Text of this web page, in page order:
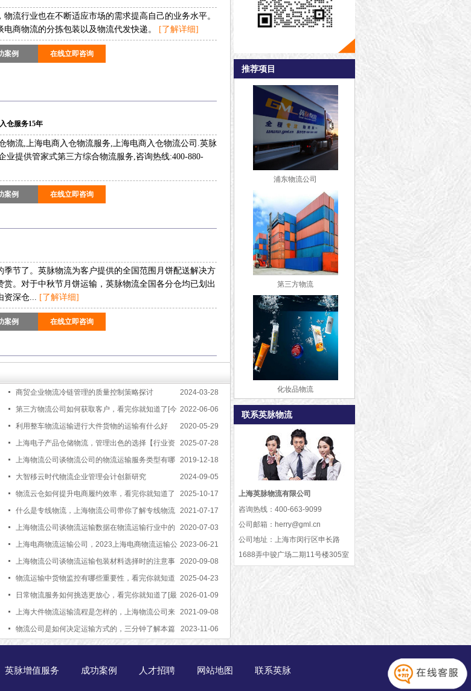
流行业也在不断适应市场的需求提高自己的业务水平。
商物流的分拣包装以及物流代发快递。
[了解详细]
案例 在线立即咨询
仓服务15年
物流,上海电商入仓物流服务,上海电商入仓物流公司.英脉
业提供管家式第三方综合物流服务,咨询热线:400-880-
案例 在线立即咨询
季节了。英脉物流为客户提供的全国范围月饼配送解决方
赏。对于中秋节月饼运输，英脉物流全国各分仓均已划出
资深仓... [了解详细]
案例 在线立即咨询
2024-03-28
商贸企业物流冷链管理的质量控制策略探讨
2022-06-06
第三方物流公司如何获取客户，看完你就知道了[今
日更新]
2020-05-29
利用整车物流运输进行大件货物的运输有什么好
处，上海物流公司告诉您
2025-07-28
上海电子产品仓储物流，管理出色的选择【行业资
讯】
2019-12-18
上海物流公司谈物流公司的物流运输服务类型有哪
些
2024-09-05
大智移云时代物流企业管理会计创新研究
2025-10-17
物流云仓如何提升电商履约效率，看完你就知道了
[物流资讯]
2021-07-17
什么是专线物流，上海物流公司带你了解专线物流
的优势[行业热点]
2020-07-03
上海物流公司谈物流运输数据在物流运输行业中的
意义是什么
2023-06-21
上海电商物流运输公司，2023上海电商物流运输公
司推荐[最新更新]
2020-09-08
上海物流公司谈物流运输包装材料选择时的注意事
项
2025-04-23
物流运输中货物监控有哪些重要性，看完你就知道
了[今日更新]
2026-01-09
日常物流服务如何挑选更放心，看完你就知道了[最
新更新]
2021-09-08
上海大件物流运输流程是怎样的，上海物流公司来
为大家介绍[今日咨询]
2023-11-06
物流公司是如何决定运输方式的，三分钟了解本篇
内容[行业百科]
推荐项目
浦东物流公司
第三方物流
化妆品物流
联系英脉物流
上海英脉物流有限公司
咨询热线： 400-663-9099
公司邮箱： herry@gml.cn
公司地址： 上海市闵行区申长路
1688弄中骏广场二期11号楼305室
英脉增值服务 成功案例 人才招聘 网站地图 联系英脉